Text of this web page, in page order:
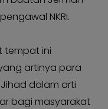
NKRI.
tempat ini
artinya para
Jihad dalam arti
bagi masyarakat